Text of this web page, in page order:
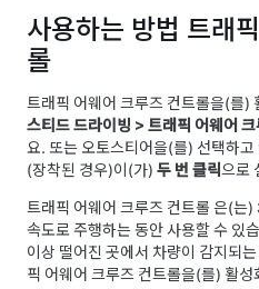
사용하는 방법 트래
롤
트래픽 어웨어 크루즈 컨트롤을(를)
스티드 드라이빙 > 트래픽 어웨어
요. 또는오토스티어을(를) 선택하고
(장착된 경우)이(가) 두 번 클릭으로
트래픽 어웨어 크루즈 컨트롤은(는)
속도로 주행하는 동안 사용할 수 있
이상 떨어진 곳에서 차량이 감지되
픽 어웨어 크루즈 컨트롤을(를) 활성